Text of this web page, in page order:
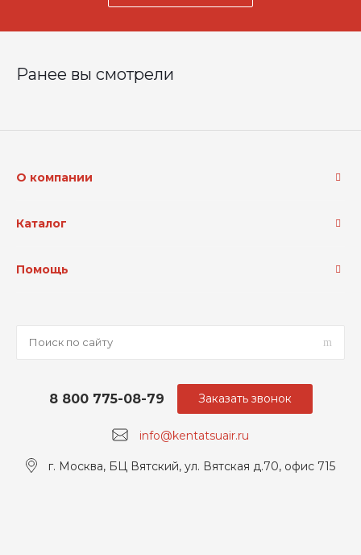
Ранее вы смотрели
О компании
Каталог
Помощь
info@kentatsuair.ru
8 800 775-08-79
г. Москва, БЦ Вятский, ул. Вятская д.70, офис 715
Заказать звонок